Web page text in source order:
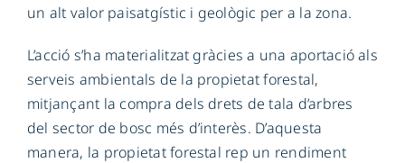
un alt valor paisatgístic i geològic per a la zona.
L’acció s’ha materialitzat gràcies a una aportació als
serveis ambientals de la propietat forestal,
mitjançant la compra dels drets de tala d’arbres
del sector de bosc més d’interès. D’aquesta
manera, la propietat forestal rep un rendiment